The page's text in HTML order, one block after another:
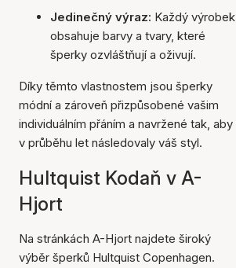
Jedinečný výraz: Každý výrobek
obsahuje barvy a tvary, které
šperky ozvláštňují a oživují.
Díky těmto vlastnostem jsou šperky
módní a zároveň přizpůsobené vašim
individuálním přáním a navržené tak, aby
v průběhu let následovaly váš styl.
Hultquist Kodaň v A-
Hjort
Na stránkách A-Hjort najdete široký
výběr šperků Hultquist Copenhagen.